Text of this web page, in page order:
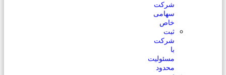
شرکت
سهامی
خاص
ثبت
شرکت
با
مسئولیت
محدود